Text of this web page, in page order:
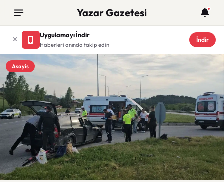
Yazar Gazetesi
Uygulamayı İndir
Haberleri anında takip edin
İndir
Asayis